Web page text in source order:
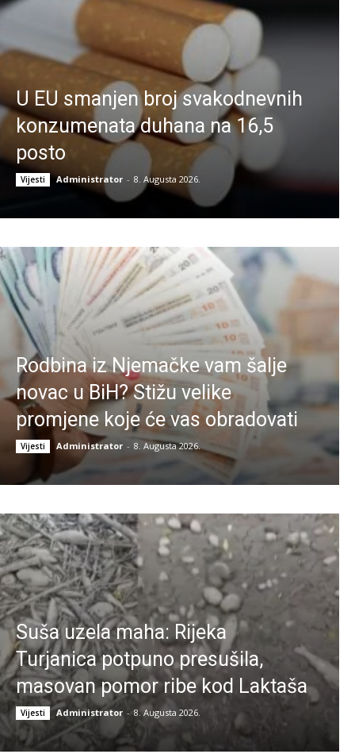
U EU smanjen broj svakodnevnih
konzumenata duhana na 16,5
posto
Vijesti Administrator - 8. Augusta 2026.
Rodbina iz Njemačke vam šalje
novac u BiH? Stižu velike
promjene koje će vas obradovati
Vijesti Administrator - 8. Augusta 2026.
Suša uzela maha: Rijeka
Turjanica potpuno presušila,
masovan pomor ribe kod Laktaša
Vijesti Administrator - 8. Augusta 2026.